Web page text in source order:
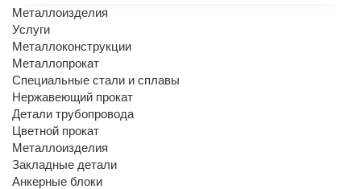
Металлоизделия
Услуги
Металлоконструкции
Металлопрокат
Специальные стали и сплавы
Нержавеющий прокат
Детали трубопровода
Цветной прокат
Металлоизделия
Закладные детали
Анкерные блоки